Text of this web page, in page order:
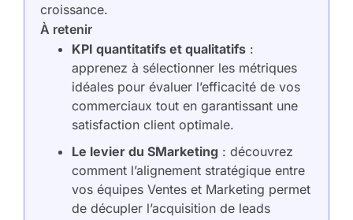
croissance.
À retenir
KPI quantitatifs et qualitatifs :
apprenez à sélectionner les métriques
idéales pour évaluer l’efficacité de vos
commerciaux tout en garantissant une
satisfaction client optimale.
Le levier du SMarketing : découvrez
comment l’alignement stratégique entre
vos équipes Ventes et Marketing permet
de décupler l’acquisition de leads